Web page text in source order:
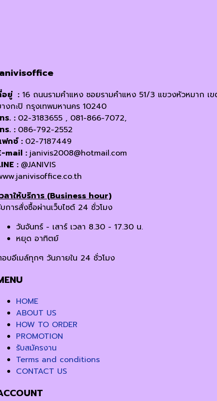
อยู่ : 16 ถนนรามคำแหง ซอยรามคำแหง 51/3 แขวงหัวหมาก เ
งกะปิ กรุงเทพมหานคร 10240
ร. : 02-3183655 , 081-866-7072,
ร. : 086-792-2552
กซ์ : 02-7187449
mail : janivis2008@hotmail.com
: @JANIVIS
ลาให้บริการ (Business hour)
การสั่งซื้อผ่านเว็บไซต์ 24 ชั่วโมง
วันจันทร์ - เสาร์ เวลา 8.30 - 17.30 น.
หยุด อาทิตย์
บอีเมล์ทุกๆ วันภายใน 24 ชั่วโมง
HOME
ABOUT US
HOW TO ORDER
PROMOTION
รับสมัครงาน
Terms and conditions
CONTACT US